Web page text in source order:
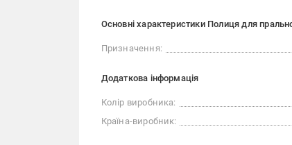
Основні характеристики Полиця для
Призначення:
Додаткова інформація
Колір виробника:
Країна-виробник: